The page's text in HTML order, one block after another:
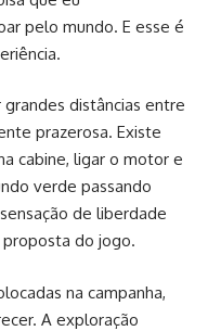
pelo mundo. E esse é
distâncias entre
prazerosa. Existe
cabine, ligar o motor e
verde passando
de liberdade
do jogo.
na campanha,
A exploração